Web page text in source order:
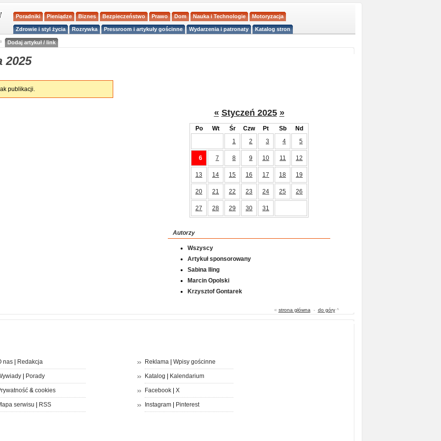
Poradniki Pieniądze Biznes Bezpieczeństwo Prawo Dom Nauka i Technologie Motoryzacja
Zdrowie i styl życia Rozrywka Pressroom i artykuły gościnne Wydarzenia i patronaty Katalog stron
Dodaj artykuł / link
2025
publikacji.
« Styczeń 2025 »
Po Wt Śr Czw Pt Sb
Nd
1
2 3 4 5
6 7 8 9 10 11 12
13 14 15 16 17 18 19
20 21 22 23 24 25 26
27 28 29 30 31
Autorzy
Wszyscy
Artykuł sponsorowany
Sabina Iling
Marcin Opolski
Krzysztof Gontarek
« strona główna - do góry^
nas| Redakcja
| Porady
& cookies
serwisu RSS
Reklama| Wpisy gościnne
Katalog Kalendarium
Facebook| X
Instagram| Pinterest